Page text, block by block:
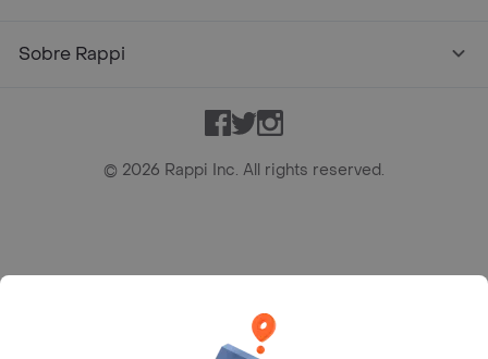
Sobre Rappi
Facebook
TwitterInstagram
© 2026 Rappi Inc. All rights reserved.
Bogotá D.C. --- notificacionesrappi@rappi.com